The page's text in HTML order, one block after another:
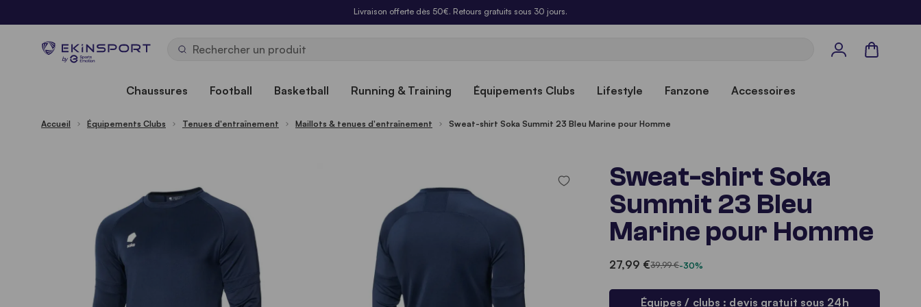
Livraison offerte dès 50€. Retours gratuits sous 30 jours.
by
Panier
Chaussures Football Basketball Running & Training Équipements Clubs Lifestyle Fanzone Accessoires
Accueil Équipements Clubs Tenues d'entraînement Maillots & tenues d'entraînement Sweat-shirt Soka Summit 23 Bleu Marine pour Homme
Sweat-shirt Soka
Summit 23 Bleu
Marine pour Homme
27,99 €39,99 €-30%
Équipes / clubs : devis gratuit sous 24h